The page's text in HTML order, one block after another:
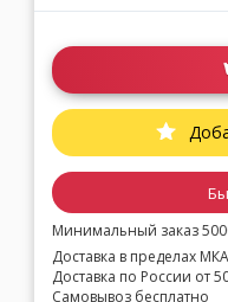
Минимальный заказ
Доставка в пределах
Доставка по России от
Самовывоз бесплатно